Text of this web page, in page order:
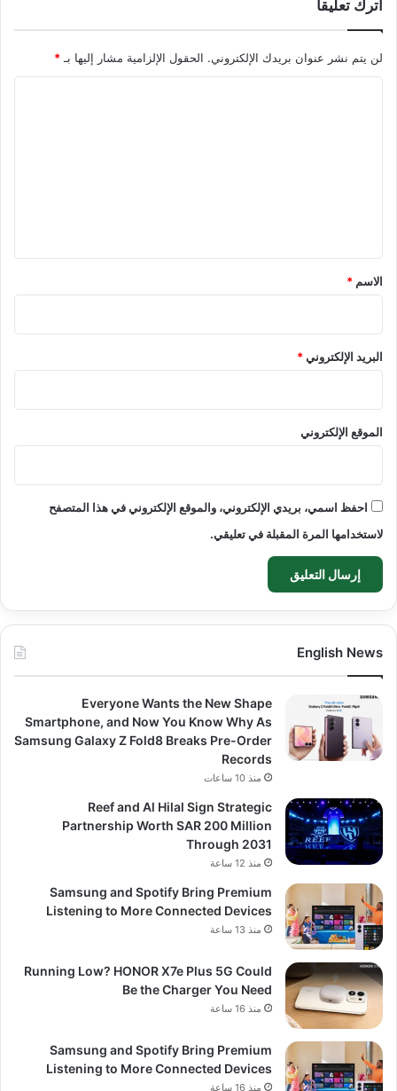
اترك تعليقاً
لن يتم نشر عنوان بريدك الإلكتروني. الحقول الإلزامية مشار إليها بـ *
*
الاسم *
البريد الإلكتروني*
الموقع الإلكتروني
احفظ اسمي، بريدي الإلكتروني، والموقع الإلكتروني في هذا المتصفح
لاستخدامها المرة المقبلة في تعليقي.
English News
Everyone Wants the New Shape
Smartphone, and Now You Know Why As
Samsung Galaxy Z Fold8 Breaks Pre-Order
Records
منذ 10 ساعات
Reef and Al Hilal Sign Strategic
Partnership Worth SAR 200 Million
Through 2031
منذ 12 ساعة
Samsung and Spotify Bring Premium
Listening to More Connected Devices
منذ 13 ساعة
Running Low? HONOR X7e Plus 5G Could
Be the Charger You Need
منذ 16 ساعة
Samsung and Spotify Bring Premium
Listening to More Connected Devices
منذ 16 ساعة